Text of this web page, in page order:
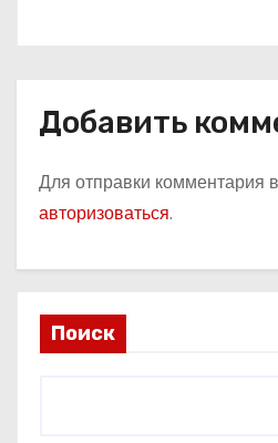
Добавить
Для отправки комментария
авторизоваться.
Поиск